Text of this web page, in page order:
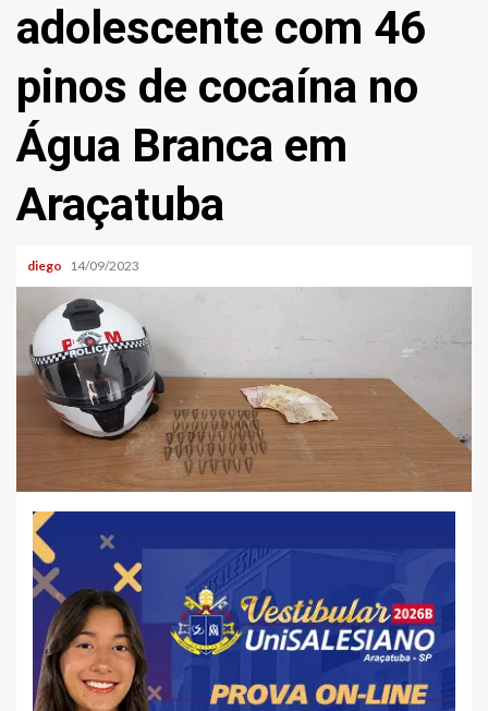
adolescente com 46
pinos de cocaína no
Água Branca em
Araçatuba
diego 14/09/2023